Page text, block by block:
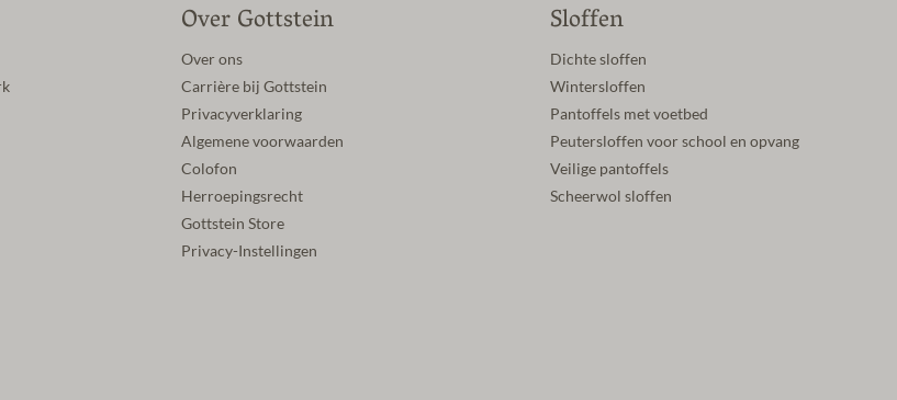
Over Gottstein
Over ons
Carrière bij Gottstein
Privacyverklaring
Algemene voorwaarden
Colofon
Herroepingsrecht
Gottstein Store
Privacy-Instellingen
Sloffen
Dichte sloffen
Wintersloffen
Pantoffels met voetbed
Peutersloffen voor school en opvang
Veilige pantoffels
Scheerwol sloffen